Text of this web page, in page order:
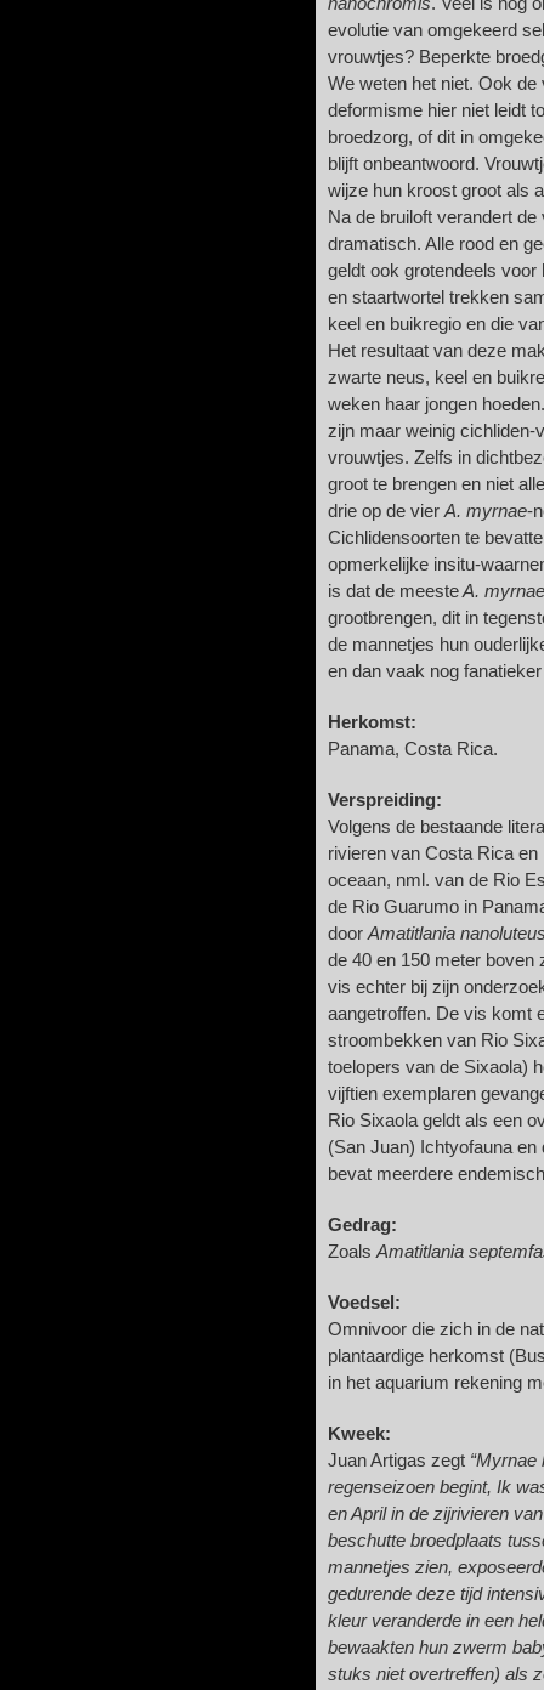
evolutie van omgekeerd
vrouwtjes? Beperkte
We weten het niet. Ook
deformisme hier niet leidt
broedzorg, of dit in
blijft onbeantwoord.
wijze hun kroost groot als
Na de bruiloft verandert
dramatisch. Alle rood en
geldt ook grotendeels voor
en staartwortel trekken
keel en buikregio en die
Het resultaat van deze
zwarte neus, keel en
weken haar jongen
zijn maar weinig
vrouwtjes. Zelfs in
groot te brengen en niet
drie op de vier A. myrnae-
Cichlidensoorten te
opmerkelijke insitu-
is dat de meesteA.
grootbrengen, dit in
de mannetjes hun
en dan vaak nog
Herkomst:
Panama, Costa Rica.
Verspreiding:
Volgens de bestaande
rivieren van Costa Rica
oceaan, nml. van de Rio
de Rio Guarumo in
door Amatitlania
de 40 en 150 meter boven
vis echter bij zijn
aangetroffen. De vis komt
stroombekken van Rio
toelopers van de Sixaola)
vijftien exemplaren
Rio Sixaola geldt als een
(San Juan) Ichtyofauna
bevat meerdere
Gedrag:
Zoals Amatitlania
Voedsel:
Omnivoor die zich in de
plantaardige herkomst
in het aquarium rekening
Kweek:
Juan Artigas zegt “Myrnae
regenseizoen begint, Ik
en April in de zijrivieren
beschutte broedplaats
mannetjes zien,
gedurende deze tijd
kleur veranderde in een
bewaakten hun zwerm
stuks niet overtreffen) als